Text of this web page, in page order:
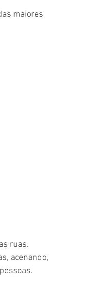
maiores
ruas.
acenando,